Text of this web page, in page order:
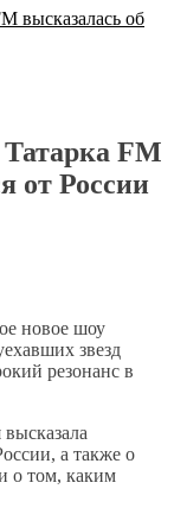
высказалась об
FM
от России
новое шоу
звезд
резонанс в
а также о
о том, каким